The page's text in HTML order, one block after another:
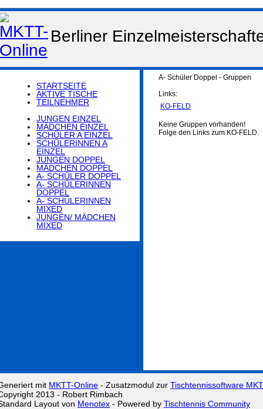
Berliner
STARTSEITE
AKTIVE TISCHE
TEILNEHMER
JUNGEN EINZEL
MÄDCHEN EINZEL
SCHÜLER A EINZEL
SCHÜLERINNEN A
EINZEL
JUNGEN DOPPEL
MÄDCHEN DOPPEL
A- SCHÜLER DOPPEL
A- SCHÜLERINNEN
DOPPEL
A- SCHÜLERINNEN
MIXED
JUNGEN/ MÄDCHEN
MIXED
A- Schüler Doppel - Gruppen
Links:
KO-FELD
Keine Gruppen vorhanden!
Folge den Links zum KO-FELD.
mit MKTT-Online - Zusatzmodul zur Tischtennissoftware
2013 - Robert Rimbach
Layout von Menotex - Powered by Tischtennis Community